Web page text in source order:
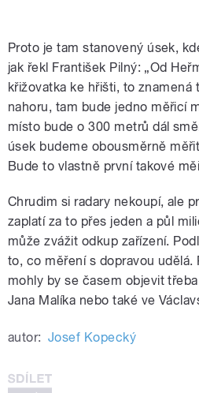
Proto je tam stanovený úsek,
jak řekl František Pilný: „Od
křižovatka ke hřišti, to znamená
nahoru, tam bude jedno měřicí
místo bude o 300 metrů dál
úsek budeme obousměrně
Bude to vlastně první takové
Chrudim si radary nekoupí, ale
zaplatí za to přes jeden a půl
může zvážit odkup zařízení.
to, co měření s dopravou udělá.
mohly by se časem objevit
Jana Malíka nebo také ve
autor: Josef Kopecký